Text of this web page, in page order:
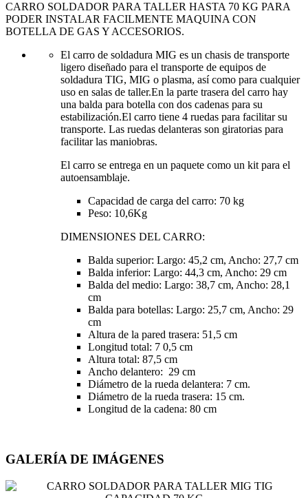
CARRO SOLDADOR PARA TALLER HASTA 70 KG PARA
PODER INSTALAR FACILMENTE MAQUINA CON
BOTELLA DE GAS Y ACCESORIOS.
El carro de soldadura MIG es un chasis de transporte
ligero diseñado para el transporte de equipos de
soldadura TIG, MIG o plasma, así como para cualquier
uso en salas de taller.En la parte trasera del carro hay
una balda para botella con dos cadenas para su
estabilización.El carro tiene 4 ruedas para facilitar su
transporte. Las ruedas delanteras son giratorias para
facilitar las maniobras.
El carro se entrega en un paquete como un kit para el
autoensamblaje.
Capacidad de carga del carro: 70 kg
Peso: 10,6Kg
DIMENSIONES DEL CARRO:
Balda superior: Largo: 45,2 cm, Ancho: 27,7 cm
Balda inferior: Largo: 44,3 cm, Ancho: 29 cm
Balda del medio: Largo: 38,7 cm, Ancho: 28,1
cm
Balda para botellas: Largo: 25,7 cm, Ancho: 29
cm
Altura de la pared trasera: 51,5 cm
Longitud total: 7 0,5 cm
Altura total: 87,5 cm
Ancho delantero: 29 cm
Diámetro de la rueda delantera: 7 cm.
Diámetro de la rueda trasera: 15 cm.
Longitud de la cadena: 80 cm
GALERÍA DE IMÁGENES